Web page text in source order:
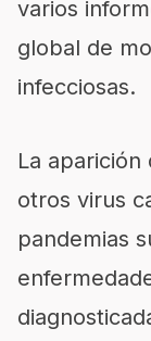
varios
global de
infecciosas.
La
otros virus
pandemias